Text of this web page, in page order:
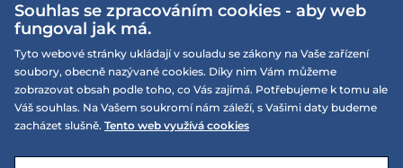
Nejčastější dotazy
Doprava a platba
Vrácení a výměna zboží
Reklamace
Velikostní tabulky
Více informací
Obchodní podmínky
Podmínky EQS věrnostního klubu
On-line katalogy
Naše prodejny
EQS Rudná
E-shop vytvořila a technicky zajišťujeSIMPLIA.cz
Souhlas se zpracováním cookies - aby web
fungoval jak má.
Tyto webové stránky ukládají v souladu se zákony na Vaše zařízení
soubory, obecně nazývané cookies. Díky nim Vám můžeme
zobrazovat obsah podle toho, co Vás zajímá. Potřebujeme k tomu ale
Váš souhlas. Na Vašem soukromí nám záleží, s Vašimi daty budeme
zacházet slušně. Tento web využívá cookies